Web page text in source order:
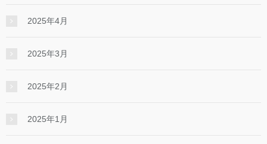
2025年4月
2025年3月
2025年2月
2025年1月